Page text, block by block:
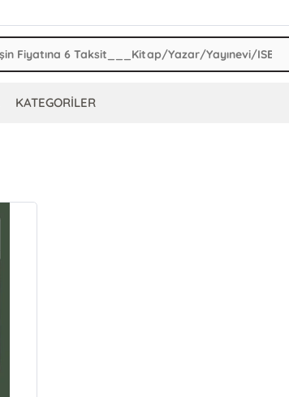
KATEGORİLER